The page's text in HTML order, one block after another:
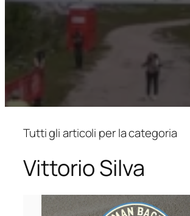
Tutti gli articoli per la categoria
Vittorio Silva